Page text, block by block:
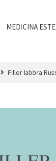
MEDICINA
Filler labbra